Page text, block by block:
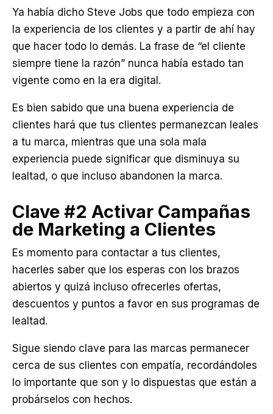
Ya había dicho Steve Jobs que todo empieza con
la experiencia de los clientes y a partir de ahí hay
que hacer todo lo demás. La frase de “el cliente
siempre tiene la razón” nunca había estado tan
vigente como en la era digital.
Es bien sabido que una buena experiencia de
clientes hará que tus clientes permanezcan leales
a tu marca, mientras que una sola mala
experiencia puede significar que disminuya su
lealtad, o que incluso abandonen la marca.
Clave #2 Activar Campañas
de Marketing a Clientes
Es momento para contactar a tus clientes,
hacerles saber que los esperas con los brazos
abiertos y quizá incluso ofrecerles ofertas,
descuentos y puntos a favor en sus programas de
lealtad.
Sigue siendo clave para las marcas permanecer
cerca de sus clientes con empatía, recordándoles
lo importante que son y lo dispuestas que están a
probárselos con hechos.